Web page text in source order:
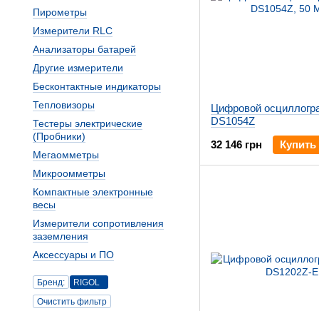
Цифровой
DS1054Z
32 146 грн
Купить
Пирометры
Измерители RLC
Анализаторы батарей
Другие измерители
Бесконтактные индикаторы
Тепловизоры
Тестеры электрические
(Пробники)
Мегаомметры
Микроомметры
Компактные электронные
весы
Измерители сопротивления
заземления
Аксессуары и ПО
Бренд:
RIGOL
Очистить фильтр